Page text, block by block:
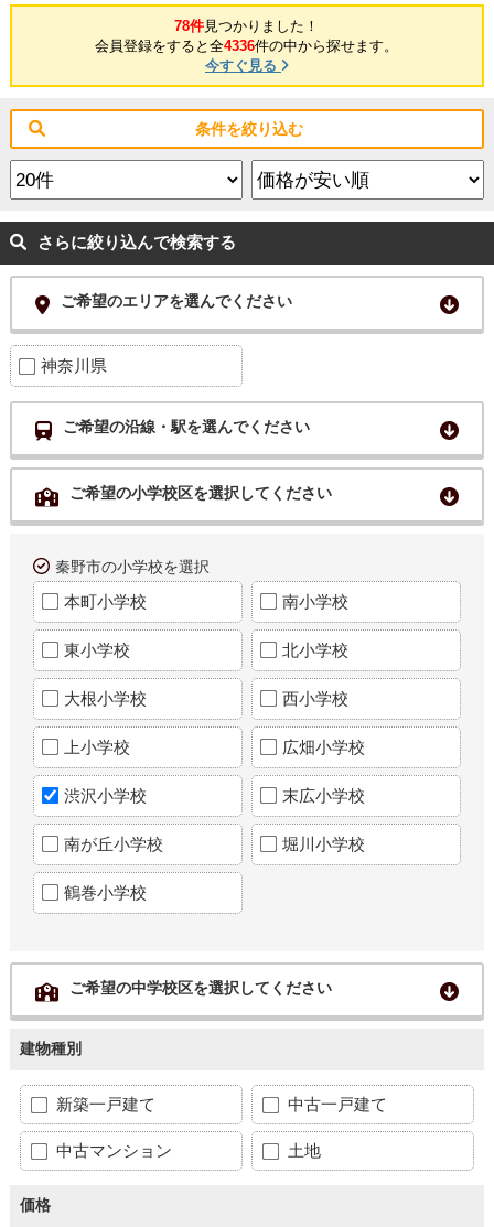
78件見つかりました！
会員登録をすると全4336件の中から探せます。
今すぐ見る
条件を絞り込む
さらに絞り込んで検索する
ご希望のエリアを選んでください
神奈川県
ご希望の沿線・駅を選んでください
ご希望の小学校区を選択してください
秦野市の小学校を選択
本町小学校 南小学校
東小学校 北小学校
大根小学校 西小学校
上小学校 広畑小学校
渋沢小学校 末広小学校
南が丘小学校 堀川小学校
鶴巻小学校
ご希望の中学校区を選択してください
建物種別
新築一戸建て 中古一戸建て
中古マンション 土地
価格